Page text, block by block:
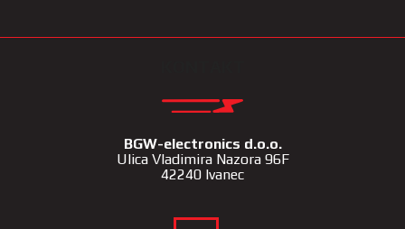
BGW-electronics d.o.o.
Ulica Vladimira Nazora 96F
42240 Ivanec